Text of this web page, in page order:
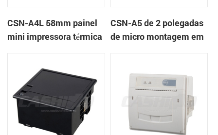
CSN-A4L 58mm painel
mini impressora térmica
CSN-A5 de 2 polegadas
de micro montagem em